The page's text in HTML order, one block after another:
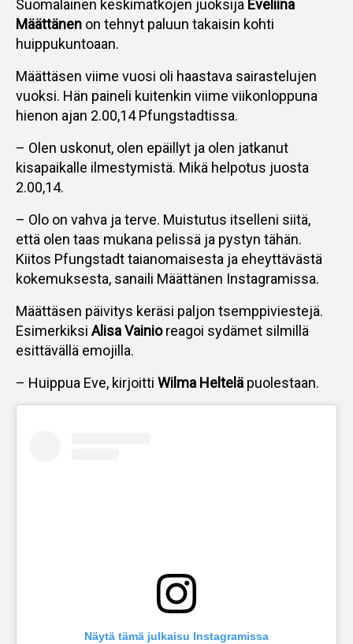
Suomalainen keskimatkojen juoksija Eveliina
Määttänen on tehnyt paluun takaisin kohti
huippukuntoaan.
Määttäsen viime vuosi oli haastava sairastelujen
vuoksi. Hän paineli kuitenkin viime viikonloppuna
hienon ajan 2.00,14 Pfungstadtissa.
– Olen uskonut, olen epäillyt ja olen jatkanut
kisapaikalle ilmestymistä. Mikä helpotus juosta
2.00,14.
– Olo on vahva ja terve. Muistutus itselleni siitä,
että olen taas mukana pelissä ja pystyn tähän.
Kiitos Pfungstadt taianomaisesta ja eheyttävästä
kokemuksesta, sanaili Määttänen Instagramissa.
Määttäsen päivitys keräsi paljon tsemppiviestejä.
Esimerkiksi Alisa Vainioreagoi sydämet silmillä
esittävällä emojilla.
– Huippua Eve, kirjoitti Wilma Heltelä puolestaan.
Näytä tämä julkaisu Instagramissa